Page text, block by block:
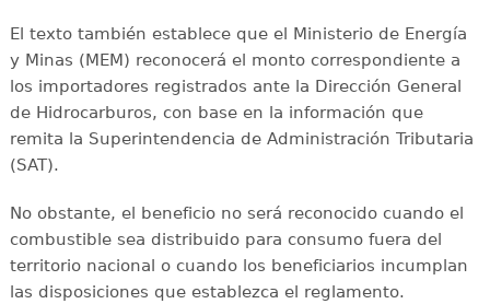
El texto también establece que el Ministerio de Energía
y Minas (MEM) reconocerá el monto correspondiente a
los importadores registrados ante la Dirección General
de Hidrocarburos, con base en la información que
remita la Superintendencia de Administración Tributaria
(SAT).
No obstante, el beneficio no será reconocido cuando el
combustible sea distribuido para consumo fuera del
territorio nacional o cuando los beneficiarios incumplan
las disposiciones que establezca el reglamento.